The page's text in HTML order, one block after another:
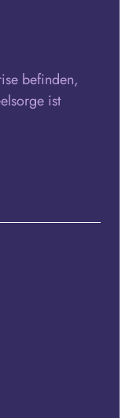
befinden,
ist